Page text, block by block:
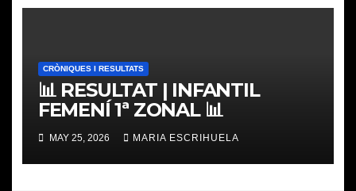
CRÒNIQUES I RESULTATS
📊 RESULTAT | INFANTIL
FEMENÍ 1ª ZONAL 📊
MAY 25, 2026 MARIA ESCRIHUELA